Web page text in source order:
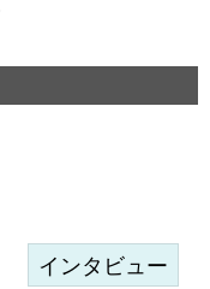
インタビュー